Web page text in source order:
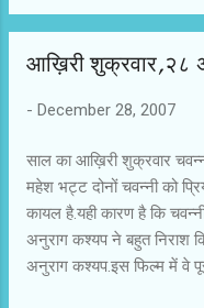
दखल रखते
की कार में
पत्रकार
चलता है
बड़ा
में लेता है।
मीडिया से
भूमिका पर
आख़िरी शुक्रवार,२८
- December 28, 2007
साल का आख़िरी शुक्रवार
महेश भट्ट दोनों चवन्नी को
कायल है.यही कारण है कि
अनुराग कश्यप ने बहुत निराश
अनुराग कश्यप.इस फिल्म में वे